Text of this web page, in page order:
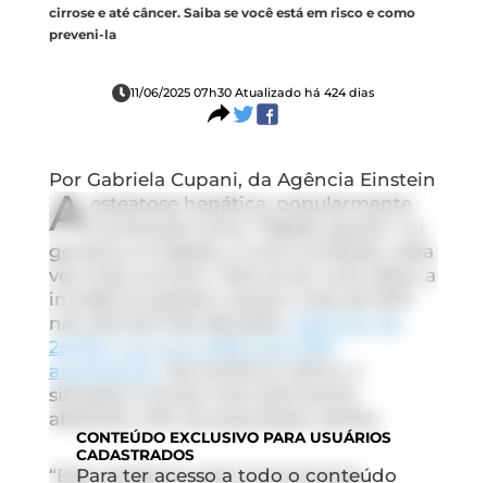
cirrose e até câncer. Saiba se você está em risco e como
preveni-la
11/06/2025 07h30 Atualizado há 424 dias
Por Gabriela Cupani, da Agência Einstein
A esteatose hepática, popularmente
gordura no fígado, é uma condição cada
vez mais comum. Para se ter uma ideia, a
incidência global cresceu mais de 50%
nas últimas três décadas,
25,26% nos anos 1990 para 38%
atualmente
situação é ainda mais alarmante,
afetando 44% da população adulta.
“Essa epidemia está intimamente
CONTEÚDO EXCLUSIVO PARA USUÁRIOS
CADASTRADOS
Para ter acesso a todo o conteúdo